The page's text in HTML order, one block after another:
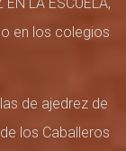
en los colegios
de ajedrez de
los Caballeros